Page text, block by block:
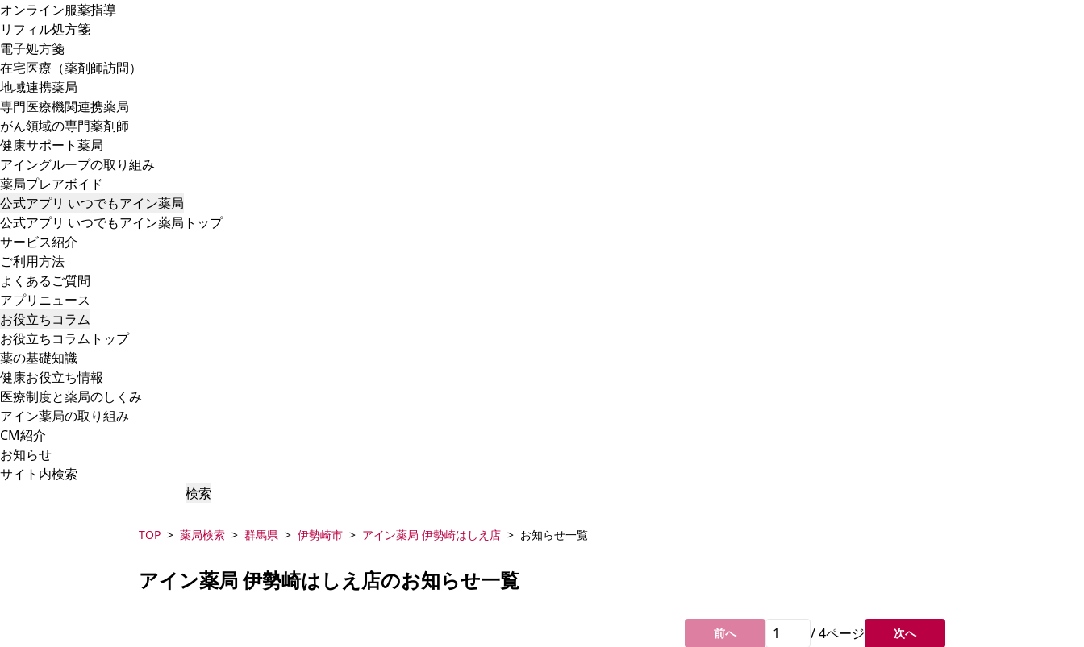
オンライン服薬指導
リフィル処方箋
電子処方箋
在宅医療（薬剤師訪問）
地域連携薬局
専門医療機関連携薬局
がん領域の専門薬剤師
健康サポート薬局
アイングループの取り組み
薬局プレアボイド
公式アプリ いつでもアイン薬局
公式アプリ いつでもアイン薬局トップ
サービス紹介
ご利用方法
よくあるご質問
アプリニュース
お役立ちコラム
お役立ちコラムトップ
薬の基礎知識
健康お役立ち情報
医療制度と薬局のしくみ
アイン薬局の取り組み
CM紹介
お知らせ
サイト内検索
検索
TOP 薬局検索 群馬県 伊勢崎市 アイン薬局 伊勢崎はしえ店 お知らせ一覧
アイン薬局 伊勢崎はしえ店のお知らせ一覧
前へ /4ページ 次へ